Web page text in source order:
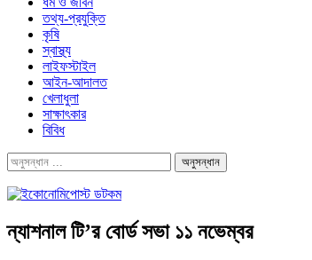
তথ্য-প্রযুক্তি
কৃষি
স্বাস্থ্য
লাইফস্টাইল
আইন-আদালত
খেলাধুলা
সাক্ষাৎকার
বিবিধ
ন্যাশনাল টি’র বোর্ড সভা ১১ নভেম্বর